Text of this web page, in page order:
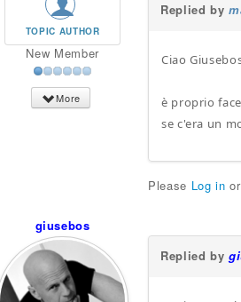
TOPIC AUTHOR
New Member
More
Replied by
Ciao
è proprio
se c'era un
Please Log in
giusebos
Replied by